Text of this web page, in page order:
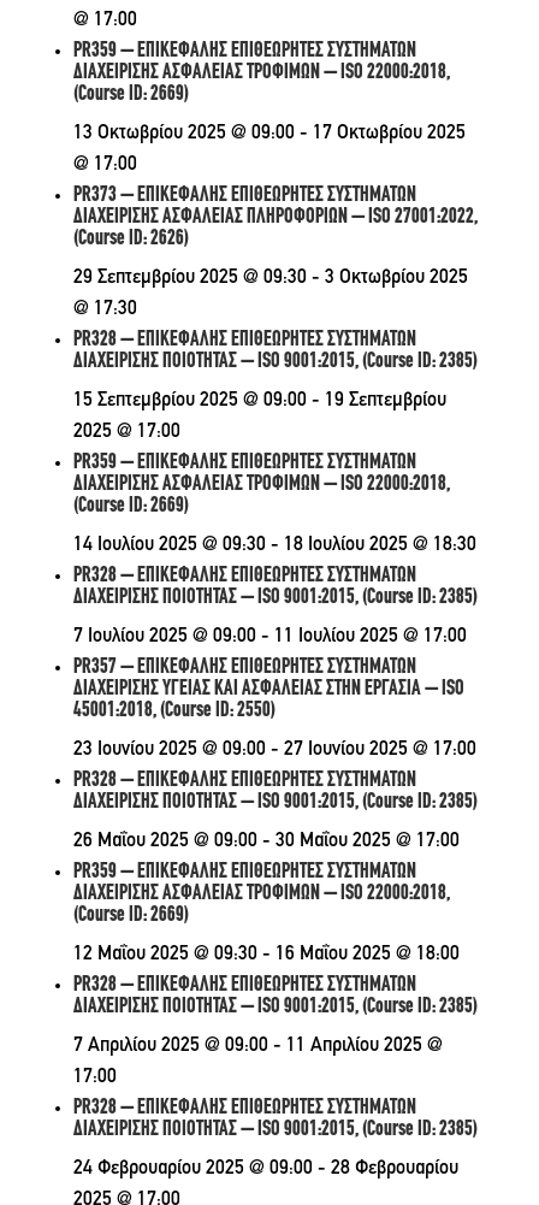
@ 17:00
PR359 – ΕΠΙΚΕΦΑΛΗΣ ΕΠΙΘΕΩΡΗΤΕΣ ΣΥΣΤΗΜΑΤΩΝ
ΔΙΑΧΕΙΡΙΣΗΣ ΑΣΦΑΛΕΙΑΣ ΤΡΟΦΙΜΩΝ – ISO 22000:2018,
(Course ID: 2669)
13 Οκτωβρίου 2025 @ 09:00 - 17 Οκτωβρίου 2025
@ 17:00
PR373 – ΕΠΙΚΕΦΑΛΗΣ ΕΠΙΘΕΩΡΗΤΕΣ ΣΥΣΤΗΜΑΤΩΝ
ΔΙΑΧΕΙΡΙΣΗΣ ΑΣΦΑΛΕΙΑΣ ΠΛΗΡΟΦΟΡΙΩΝ – ISO 27001:2022,
(Course ID: 2626)
29 Σεπτεμβρίου 2025 @ 09:30 - 3 Οκτωβρίου 2025
@ 17:30
PR328 – ΕΠΙΚΕΦΑΛΗΣ ΕΠΙΘΕΩΡΗΤΕΣ ΣΥΣΤΗΜΑΤΩΝ
ΔΙΑΧΕΙΡΙΣΗΣ ΠΟΙΟΤΗΤΑΣ – ISO 9001:2015, (Course ID: 2385)
15 Σεπτεμβρίου 2025 @ 09:00 - 19 Σεπτεμβρίου
2025 @ 17:00
PR359 – ΕΠΙΚΕΦΑΛΗΣ ΕΠΙΘΕΩΡΗΤΕΣ ΣΥΣΤΗΜΑΤΩΝ
ΔΙΑΧΕΙΡΙΣΗΣ ΑΣΦΑΛΕΙΑΣ ΤΡΟΦΙΜΩΝ – ISO 22000:2018,
(Course ID: 2669)
14 Ιουλίου 2025 @ 09:30 - 18 Ιουλίου 2025 @ 18:30
PR328 – ΕΠΙΚΕΦΑΛΗΣ ΕΠΙΘΕΩΡΗΤΕΣ ΣΥΣΤΗΜΑΤΩΝ
ΔΙΑΧΕΙΡΙΣΗΣ ΠΟΙΟΤΗΤΑΣ – ISO 9001:2015, (Course ID: 2385)
7 Ιουλίου 2025 @ 09:00 - 11 Ιουλίου 2025 @ 17:00
PR357 – ΕΠΙΚΕΦΑΛΗΣ ΕΠΙΘΕΩΡΗΤΕΣ ΣΥΣΤΗΜΑΤΩΝ
ΔΙΑΧΕΙΡΙΣΗΣ ΥΓΕΙΑΣ ΚΑΙ ΑΣΦΑΛΕΙΑΣ ΣΤΗΝ ΕΡΓΑΣΙΑ – ISO
45001:2018, (Course ID: 2550)
23 Ιουνίου 2025 @ 09:00 - 27 Ιουνίου 2025 @ 17:00
PR328 – ΕΠΙΚΕΦΑΛΗΣ ΕΠΙΘΕΩΡΗΤΕΣ ΣΥΣΤΗΜΑΤΩΝ
ΔΙΑΧΕΙΡΙΣΗΣ ΠΟΙΟΤΗΤΑΣ – ISO 9001:2015, (Course ID: 2385)
26 Μαΐου 2025 @ 09:00 - 30 Μαΐου 2025 @ 17:00
PR359 – ΕΠΙΚΕΦΑΛΗΣ ΕΠΙΘΕΩΡΗΤΕΣ ΣΥΣΤΗΜΑΤΩΝ
ΔΙΑΧΕΙΡΙΣΗΣ ΑΣΦΑΛΕΙΑΣ ΤΡΟΦΙΜΩΝ – ISO 22000:2018,
(Course ID: 2669)
12 Μαΐου 2025 @ 09:30 - 16 Μαΐου 2025 @ 18:00
PR328 – ΕΠΙΚΕΦΑΛΗΣ ΕΠΙΘΕΩΡΗΤΕΣ ΣΥΣΤΗΜΑΤΩΝ
ΔΙΑΧΕΙΡΙΣΗΣ ΠΟΙΟΤΗΤΑΣ – ISO 9001:2015, (Course ID: 2385)
7 Απριλίου 2025 @ 09:00 - 11 Απριλίου 2025 @
17:00
PR328 – ΕΠΙΚΕΦΑΛΗΣ ΕΠΙΘΕΩΡΗΤΕΣ ΣΥΣΤΗΜΑΤΩΝ
ΔΙΑΧΕΙΡΙΣΗΣ ΠΟΙΟΤΗΤΑΣ – ISO 9001:2015, (Course ID: 2385)
24 Φεβρουαρίου 2025 @ 09:00 - 28 Φεβρουαρίου
2025 @ 17:00